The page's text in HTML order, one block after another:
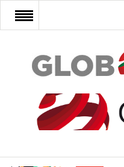
FŐOLDAL
AFRIKA